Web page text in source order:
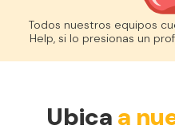
Todos nuestros equipos
Help, si lo presionas un
Ubica a